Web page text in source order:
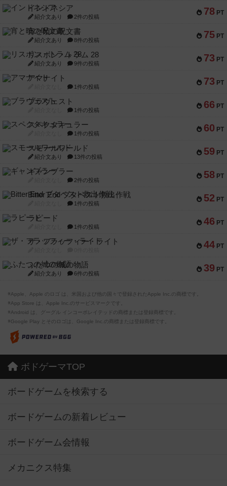
78 PT
インドネシア
紹介文あり 2件の投稿
75 PT
宵と暁の呪文書
紹介文あり 8件の投稿
73 PT
リスボン・トラム 28
紹介文あり 9件の投稿
73 PT
アマナイト
1件の投稿
66 PT
ブラヴェスト
1件の投稿
60 PT
スペクタキュラー
1件の投稿
59 PT
スモールワールド
紹介文あり 13件の投稿
58 PT
ギャンブラー
2件の投稿
52 PT
Bitter End ブタペスト救出作戦
1件の投稿
46 PT
ラピード
1件の投稿
44 PT
ザ・フラッフィー・ライト
39 PT
ふたつの城の物語
紹介文あり 6件の投稿
※Apple、Apple のロゴ は、米国および他の国々で登録されたApple Inc.の商標です。
※App Store は、Apple Inc.のサービスマークです。
※Android は、グーグル インコーポレイテッドの商標または登録商標です。
※Google Play とそのロゴは、Google Inc.の商標または登録商標です。
ボドゲーマTOP
ボードゲームを検索する
ボードゲームの新着レビュー
ボードゲーム会情報
メカニクス特集